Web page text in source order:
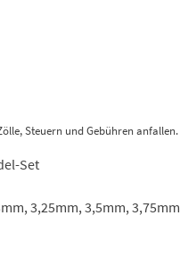
Steuern und Gebühren anfallen.
Set
3,25mm, 3,5mm, 3,75mm